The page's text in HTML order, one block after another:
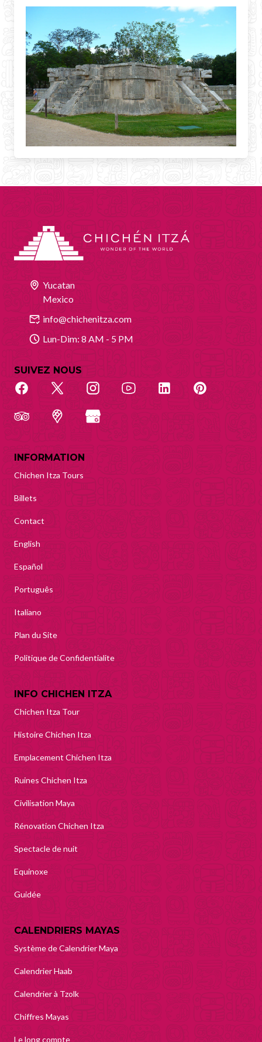
BLOG
CONTACT
FRANCES
Yucatan
Mexico
info@chichenitza.com
Lun-Dim: 8 AM - 5 PM
SUIVEZ NOUS
INFORMATION
Chichen Itza Tours
Billets
Contact
English
Español
Português
Italiano
Plan du Site
Politique de Confidentialite
INFO CHICHEN ITZA
Chichen Itza Tour
Histoire Chichen Itza
Emplacement Chichen Itza
Ruines Chichen Itza
Civilisation Maya
Rénovation Chichen Itza
Spectacle de nuit
Equinoxe
Guidée
CALENDRIERS MAYAS
Système de Calendrier Maya
Calendrier Haab
Calendrier à Tzolk
Chiffres Mayas
Le long compte